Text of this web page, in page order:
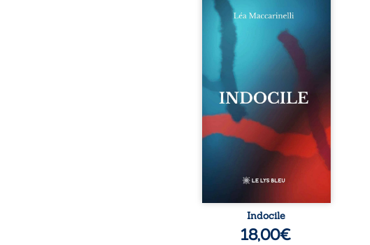
Quatre parties. Quatre refus.
Quatre visages d’une existence
en friction. Entre les silences
qu’on ne déchiffre pas, les
amours qu’on dérange, les
corps qu’on administre et les
liens qu’on sabote, cet ouvrage
parle à celles et ceux qui
vivent trop fort, trop vrai, trop
tôt. Indocile est une traversée.
Une langue nue. Une
insurrection calme. Une
déclaration d’existence pour ...
Indocile
18,00€